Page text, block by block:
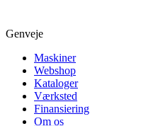
Genveje
Maskiner
Webshop
Kataloger
Værksted
Finansiering
Om os